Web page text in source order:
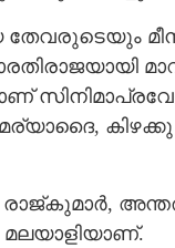
കിഴക്കു
രാജ്കുമാർ,
മലയാളിയാണ്.